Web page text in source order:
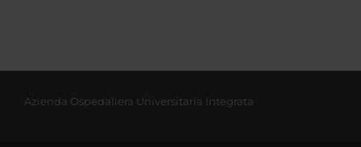
Azienda Ospedaliera Universitaria Integrata